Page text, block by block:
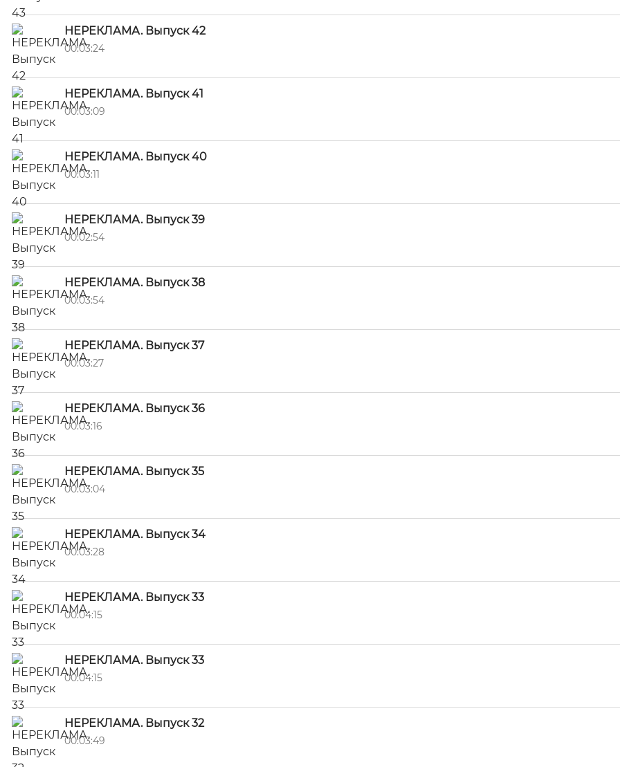
НЕРЕКЛАМА. Выпуск 42
00:03:24
НЕРЕКЛАМА. Выпуск 41
00:03:09
НЕРЕКЛАМА. Выпуск 40
00:03:11
НЕРЕКЛАМА. Выпуск 39
00:02:54
НЕРЕКЛАМА. Выпуск 38
00:03:54
НЕРЕКЛАМА. Выпуск 37
00:03:27
НЕРЕКЛАМА. Выпуск 36
00:03:16
НЕРЕКЛАМА. Выпуск 35
00:03:04
НЕРЕКЛАМА. Выпуск 34
00:03:28
НЕРЕКЛАМА. Выпуск 33
00:04:15
НЕРЕКЛАМА. Выпуск 33
00:04:15
НЕРЕКЛАМА. Выпуск 32
00:03:49